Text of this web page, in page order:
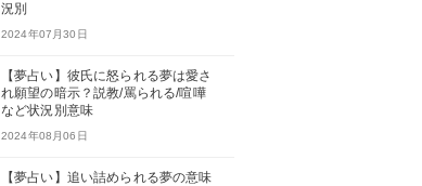
況別
2024年07月30日
【夢占い】彼氏に怒られる夢は愛さ
れ願望の暗示？説教/罵られる/喧嘩
など状況別意味
2024年08月06日
【夢占い】追い詰められる夢の意味